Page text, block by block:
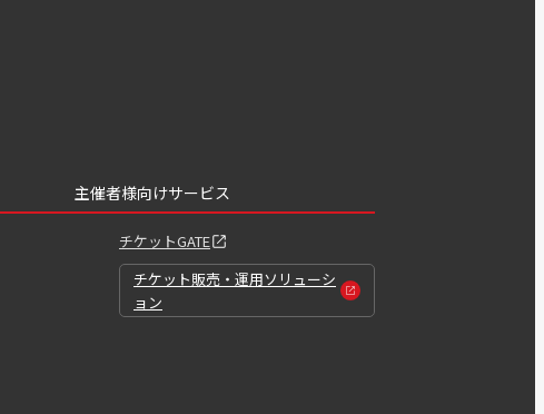
主催者様向けサービス
チケットGATE
チケット販売・運用ソリューシ
ョン